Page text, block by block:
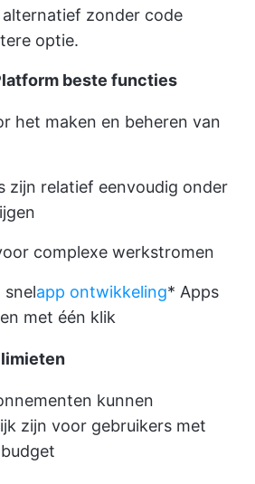
zonder code
optie.
beste functies
het maken en beheren van
zijn relatief eenvoudig onder
complexe werkstromen
snelapp ontwikkeling* Apps
met één klik
kunnen
zijn voor gebruikers met